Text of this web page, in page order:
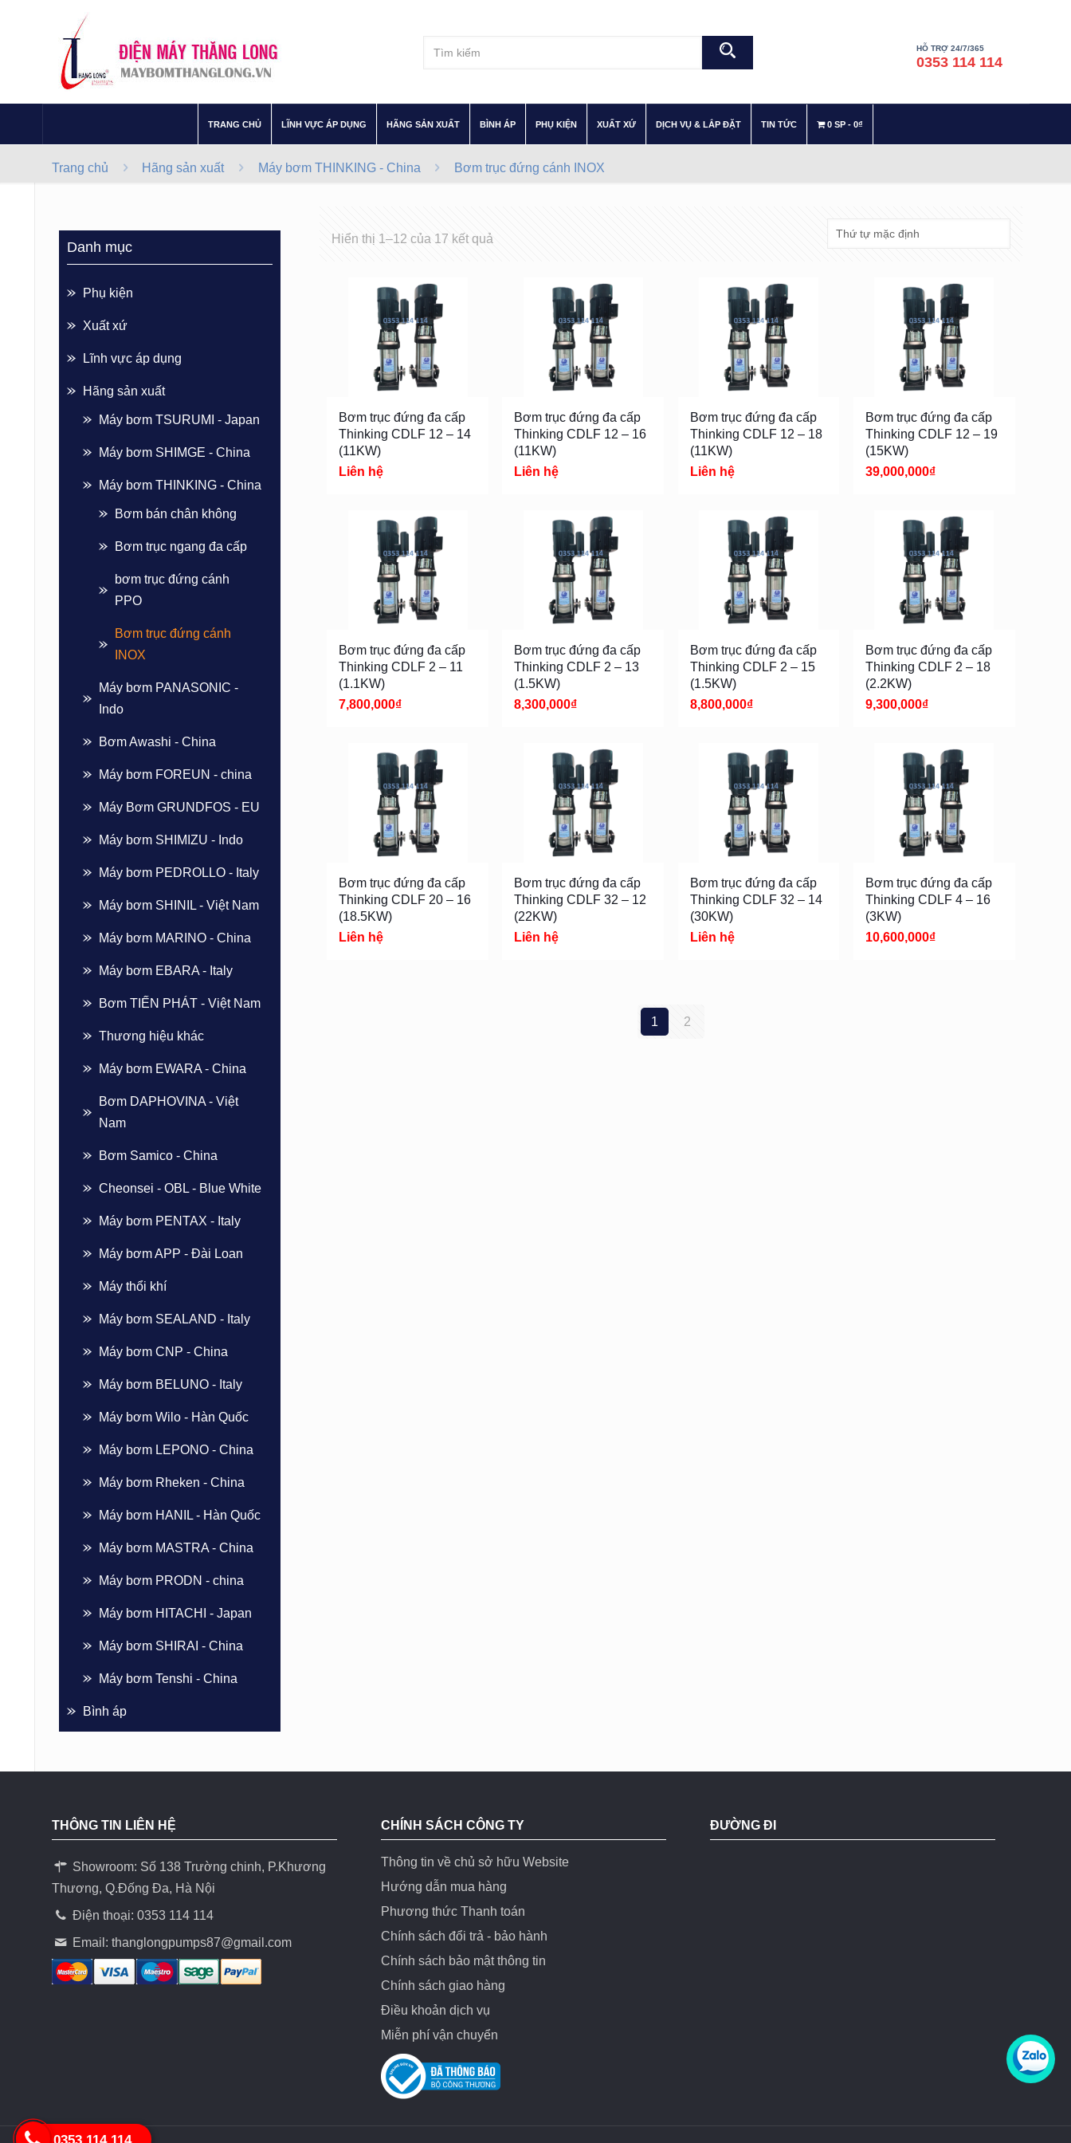
HỖ TRỢ 24/7/365
0353 114 114
TRANG CHỦ LĨNH VỰC ÁP DỤNG HÃNG SẢN XUẤT BÌNH ÁP PHỤ KIỆN XUẤT XỨ– DỊCH VỤ & LẮP ĐẶT TIN TỨC 0 SP 0₫
Trang chủ Hãng sản xuất Máy bơm THINKING - China Bơm trục đứng cánh INOX
Hiển thị 1–12 của 17 kết quả
Bơm trục đứng đa cấp
Thinking CDLF 12 – 14
(11KW)
Liên hệ
Bơm trục đứng đa cấp
Thinking CDLF 12 – 16
(11KW)
Liên hệ
Bơm trục đứng đa cấp
Thinking CDLF 12 – 18
(11KW)
Liên hệ
Bơm trục đứng đa cấp
Thinking CDLF 12 – 19
(15KW)
39,000,000₫
Bơm trục đứng đa cấp
Thinking CDLF 2 – 11
(1.1KW)
7,800,000₫
Bơm trục đứng đa cấp
Thinking CDLF 2 – 13
(1.5KW)
8,300,000₫
Bơm trục đứng đa cấp
Thinking CDLF 2 – 15
(1.5KW)
8,800,000₫
Bơm trục đứng đa cấp
Thinking CDLF 2 – 18
(2.2KW)
9,300,000₫
Bơm trục đứng đa cấp
Thinking CDLF 20 – 16
(18.5KW)
Liên hệ
Bơm trục đứng đa cấp
Thinking CDLF 32 – 12
(22KW)
Liên hệ
Bơm trục đứng đa cấp
Thinking CDLF 32 – 14
(30KW)
Liên hệ
Bơm trục đứng đa cấp
Thinking CDLF 4 – 16
(3KW)
10,600,000₫
1 2
Danh mục
Phụ kiện
Xuất xứ
Lĩnh vực áp dụng
Hãng sản xuất
Máy bơm TSURUMI - Japan
Máy bơm SHIMGE - China
Máy bơm THINKING - China
Bơm bán chân không
Bơm trục ngang đa cấp
bơm trục đứng cánh
PPO
Bơm trục đứng cánh
INOX
Máy bơm PANASONIC -
Indo
Bơm Awashi - China
Máy bơm FOREUN - china
Máy Bơm GRUNDFOS - EU
Máy bơm SHIMIZU - Indo
Máy bơm PEDROLLO - Italy
Máy bơm SHINIL - Việt Nam
Máy bơm MARINO - China
Máy bơm EBARA - Italy
Bơm TIẾN PHÁT - Việt Nam
Thương hiệu khác
Máy bơm EWARA - China
Bơm DAPHOVINA - Việt
Nam
Bơm Samico - China
Cheonsei - OBL - Blue White
Máy bơm PENTAX - Italy
Máy bơm APP - Đài Loan
Máy thổi khí
Máy bơm SEALAND - Italy
Máy bơm CNP - China
Máy bơm BELUNO - Italy
Máy bơm Wilo - Hàn Quốc
Máy bơm LEPONO - China
Máy bơm Rheken - China
Máy bơm HANIL - Hàn Quốc
Máy bơm MASTRA - China
Máy bơm PRODN - china
Máy bơm HITACHI - Japan
Máy bơm SHIRAI - China
Máy bơm Tenshi - China
Bình áp
THÔNG TIN LIÊN HỆ
Showroom: Số 138 Trường chinh, P.Khương
Thương, Q.Đống Đa, Hà Nội
Điện thoại: 0353 114 114
Email:thanglongpumps87@gmail.com
CHÍNH SÁCH CÔNG TY
Thông tin về chủ sở hữu Website
Hướng dẫn mua hàng
Phương thức Thanh toán
Chính sách đổi trả - bảo hành
Chính sách bảo mật thông tin
Chính sách giao hàng
Điều khoản dịch vụ
Miễn phí vận chuyển
ĐƯỜNG ĐI